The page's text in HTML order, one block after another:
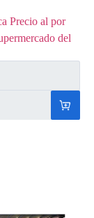
Precio al por
del